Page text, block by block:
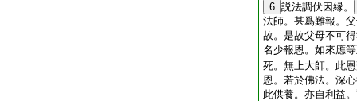
6 説法調伏因縁。
法師。甚爲難報。
故。是故父母不可
名少報恩。如來應
死。無上大師。此
恩。若於佛法。深
此供養。亦自利益